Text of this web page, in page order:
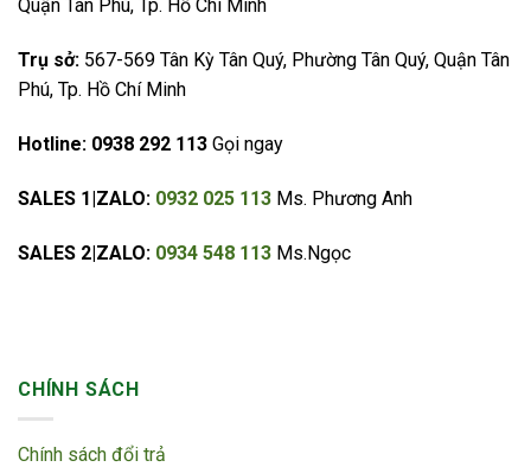
Quận Tân Phú, Tp. Hồ Chí Minh
Trụ sở: 567-569 Tân Kỳ Tân Quý, Phường Tân Quý, Quận Tân
Phú, Tp. Hồ Chí Minh
Hotline: 0938 292 113 Gọi ngay
SALES 1|ZALO: 0932 025 113 Ms. Phương Anh
SALES 2|ZALO: 0934 548 113 Ms.Ngọc
CHÍNH SÁCH
Chính sách đổi trả